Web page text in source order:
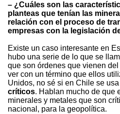
– ¿Cuáles son las
planteas que tenían las
relación con el proceso de
empresas con la legislación
Existe un caso interesante en
hubo una serie de lo que se
que son órdenes que vienen
ver con un término que ellos
Unidos, no sé si en Chile se usa
críticos. Hablan mucho de que
minerales y metales que son
nacional, para la geopolítica.